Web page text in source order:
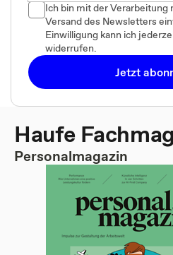
Ich bin mit der Verarbeitung
Versand des Newsletters
Einwilligung kann ich
widerrufen.
Jetzt
Haufe
Personalmagazin